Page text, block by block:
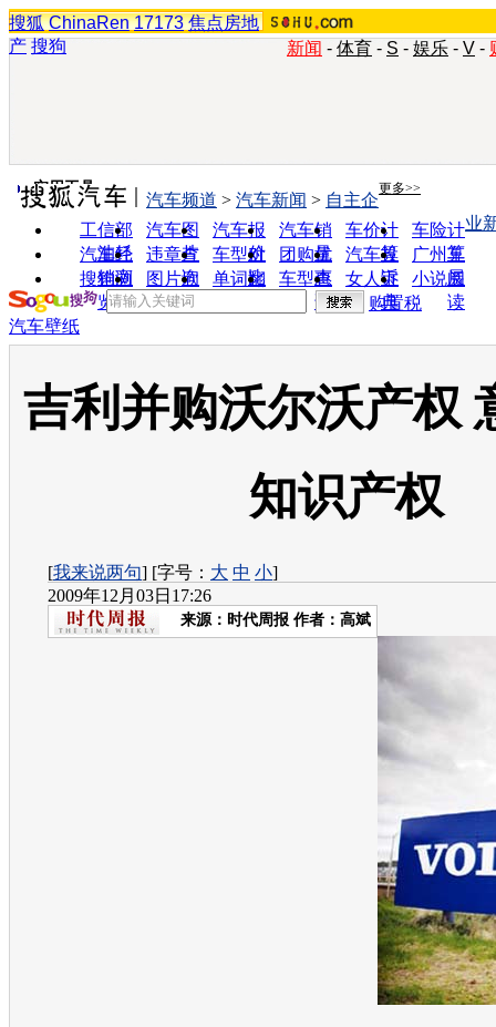
搜狐 ChinaRen 17173 焦点房地
产 搜狗 新闻 - 体育 - S - 娱乐 - V -
实用工具 更多>>
工信部
油耗
汽车图
片
汽车报
价
汽车销
量
车价计
算
车险计
算
汽车经
销商
违章查
询
车型对
比
团购优
惠
汽车投
诉
广州车
展
搜狗浏
览器
图片欣
赏
单词翻
车型查
询
女人宝
典
小说阅
读
汽车频道 > 汽车新闻 > 自主企
业
购置税
汽车壁纸
吉利并购沃尔沃产权
知识产权
[我来说两句] [字号： 大 中 小]
2009年12月03日17:26
来源： 时代周报 作者：高斌